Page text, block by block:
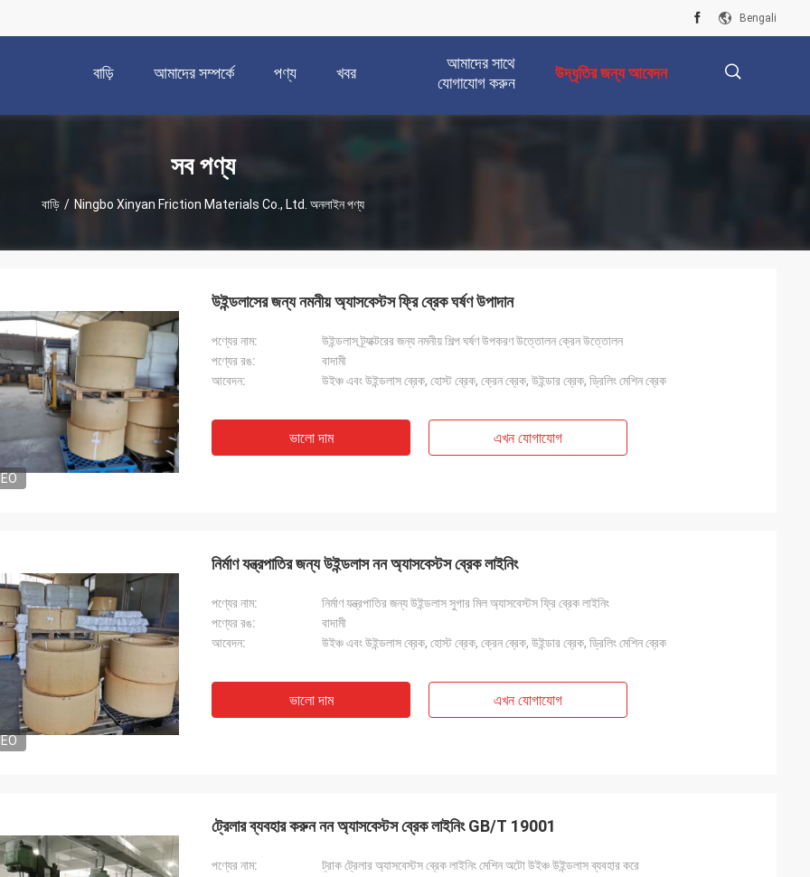
Bengali
বাড়ি আমাদের সম্পর্কে পণ্য খবর
আমাদের সাথে
যোগাযোগ করুন
উদ্ধৃতির জন্য আবেদন
সব পণ্য
বাড়ি / Ningbo Xinyan Friction Materials Co., Ltd. অনলাইন পণ্য
উইন্ডলাসের জন্য নমনীয় অ্যাসবেস্টস ফ্রি ব্রেক ঘর্ষণ উপাদান
পণ্যের নাম:
উইন্ডলাস ট্র্যাক্টরের জন্য নমনীয় শিল্প ঘর্ষণ উপকরণ উত্তোলন ক্রেন উত্তোলন
পণ্যের রঙ:
বাদামী
আবেদন:
উইঞ্চ এবং উইন্ডলাস ব্রেক, হোস্ট ব্রেক, ক্রেন ব্রেক, উইন্ডার ব্রেক, ড্রিলিং মেশিন ব্রেক
ভালো দাম এখন যোগাযোগ
নির্মাণ যন্ত্রপাতির জন্য উইন্ডলাস নন অ্যাসবেস্টস ব্রেক লাইনিং
পণ্যের নাম:
নির্মাণ যন্ত্রপাতির জন্য উইন্ডলাস সুগার মিল অ্যাসবেস্টস ফ্রি ব্রেক লাইনিং
পণ্যের রঙ:
বাদামী
আবেদন:
উইঞ্চ এবং উইন্ডলাস ব্রেক, হোস্ট ব্রেক, ক্রেন ব্রেক, উইন্ডার ব্রেক, ড্রিলিং মেশিন ব্রেক
ভালো দাম এখন যোগাযোগ
ট্রেলার ব্যবহার করুন নন অ্যাসবেস্টস ব্রেক লাইনিং GB/T 19001
পণ্যের নাম:
ট্রাক ট্রেলার অ্যাসবেস্টস ব্রেক লাইনিং মেশিন অটো উইঞ্চ উইন্ডলাস ব্যবহার করে